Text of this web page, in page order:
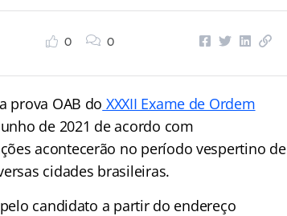
0 0
prova OAB do XXXII Exame de Ordem
de 2021 de acordo com
acontecerão no período vespertino de
cidades brasileiras.
candidato a partir do endereço